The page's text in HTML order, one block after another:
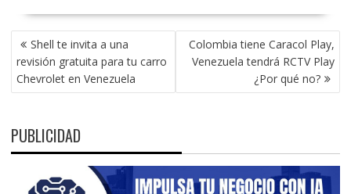
NAVEGACIÓN
DE
ENTRADAS
Shell te invita a una
revisión gratuita para tu carro
Chevrolet en Venezuela
Colombia tiene Caracol Play,
Venezuela tendrá RCTV Play
¿Por qué no?
PUBLICIDAD